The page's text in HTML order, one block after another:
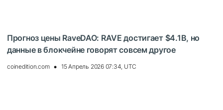
Прогноз цены RaveDAO: RAVE достигает $4.1B, но
данные в блокчейне говорят совсем другое
coinedition.com 15 Апрель 2026 07:34, UTC